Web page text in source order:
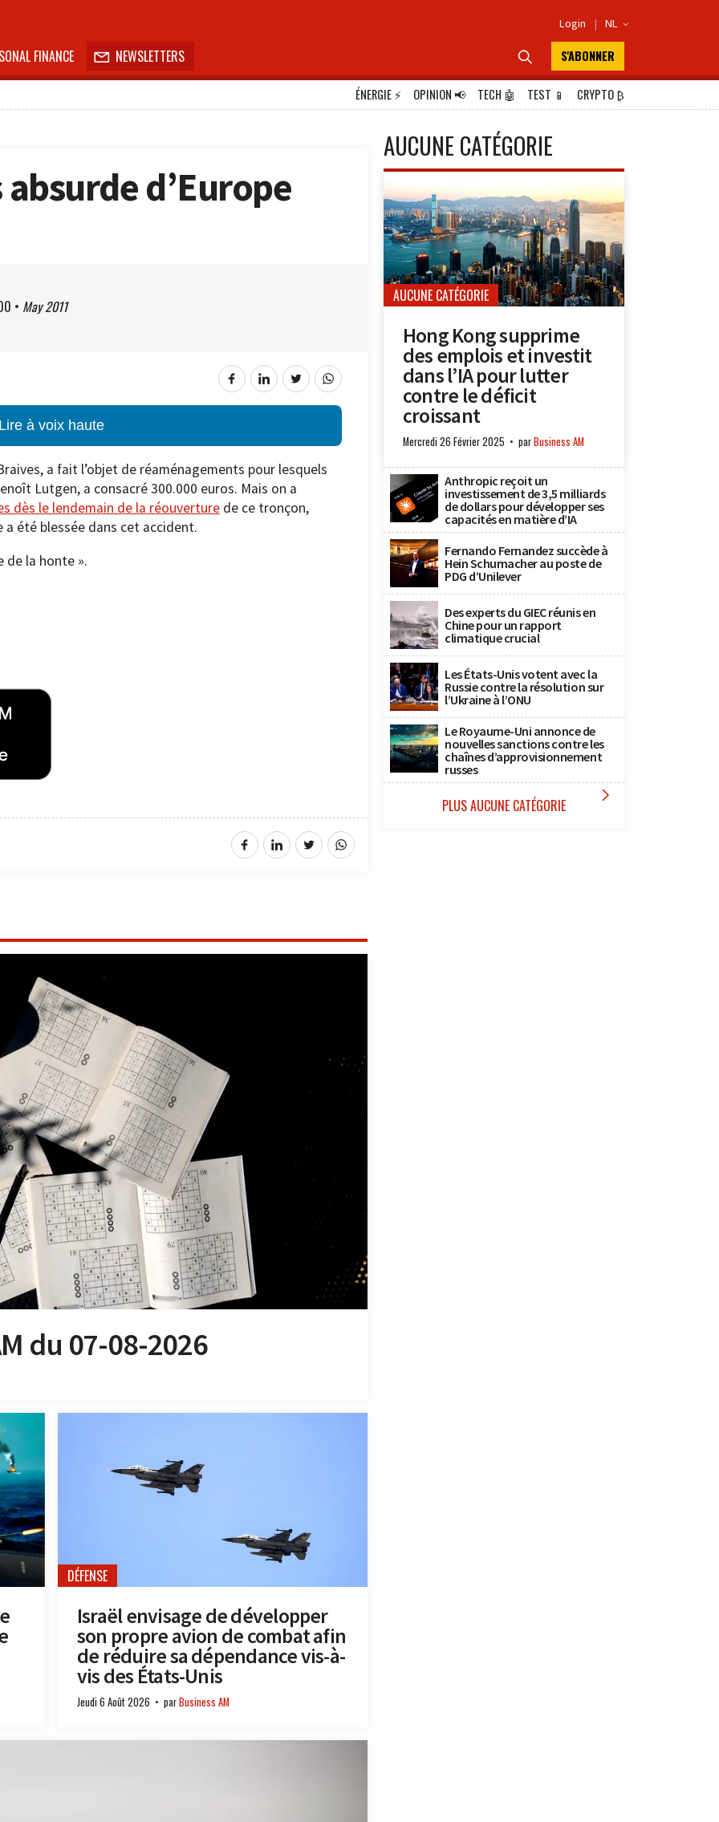
Login | NL 
FINANCE  NEWSLETTERS  S'ABONNER
ÉNERGIE⚡ OPINION📢 TECH 🤖 TEST 📱 CRYPTO₿
d’Europe
• May 2011
à voix haute
a fait l’objet de réaménagements pour lesquels
Lutgen, a consacré 300.000 euros. Mais on a
dès le lendemain de la réouverture de ce tronçon,
a été blessée dans cet accident.
de la honte ».
du 07-08-2026
DÉFENSE
Israël envisage de développer
son propre avion de combat afin
de réduire sa dépendance vis-à-
vis des États-Unis
Jeudi 6 Août 2026 parBusiness AM
AUCUNE CATÉGORIE
AUCUNE CATÉGORIE
Hong Kong supprime
des emplois et investit
dans l’IA pour lutter
contre le déficit
croissant
Mercredi 26 Février 2025 parBusiness AM
Anthropic reçoit un
investissement de 3,5 milliards
de dollars pour développer ses
capacités en matière d’IA
Fernando Fernandez succède à
Hein Schumacher au poste de
PDG d’Unilever
Des experts du GIEC réunis en
Chine pour un rapport
climatique crucial
Les États-Unis votent avec la
Russie contre la résolution sur
l’Ukraine à l’ONU
Le Royaume-Uni annonce de
nouvelles sanctions contre les
chaînes d’approvisionnement
russes
PLUS AUCUNE CATÉGORIE 